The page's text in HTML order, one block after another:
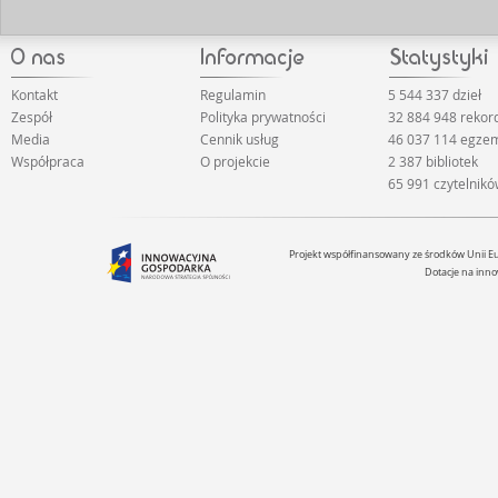
Kontakt
Zespół
Media
Współpraca
Regulamin
Polityka prywatności
Cennik usług
O projekcie
5 544 337 dzieł
32 884 948
46 037 114
2 387 bibliotek
65 991
Projekt współfinansowany ze środków Unii
Dotacje na